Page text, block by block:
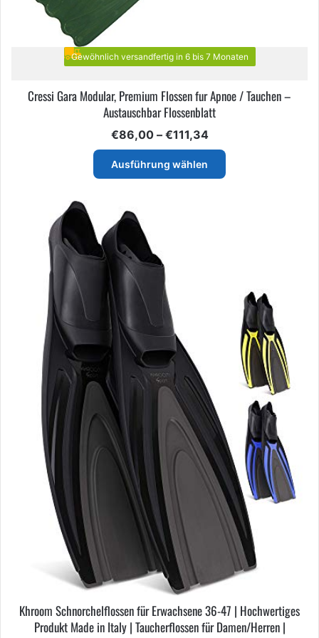
Gewöhnlich versandfertig in 6 bis 7 Monaten
Cressi Gara Modular, Premium Flossen fur Apnoe / Tauchen –
Austauschbar Flossenblatt
€86,00 – €111,34Preisspanne:
€86,00
€111,34
Ausführung wählen
Dieses
Produktseite
gewählt
werden
Khroom Schnorchelflossen für Erwachsene 36-47 | Hochwertiges
Produkt Made in Italy | Taucherflossen für Damen/Herren |